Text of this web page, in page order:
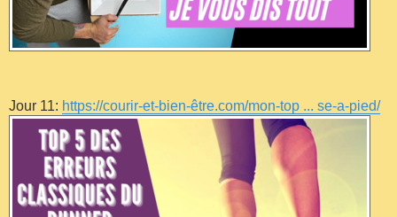
Jour 11: https://courir-et-bien-être.com/mon-top ... se-a-pied/